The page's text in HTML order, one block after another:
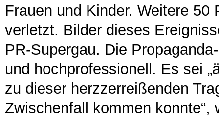
Frauen und Kinder. Weitere 50
verletzt. Bilder dieses
PR-Supergau. Die
und hochprofessionell. Es sei
zu dieser herzzerreißenden
Zwischenfall kommen konnte“,